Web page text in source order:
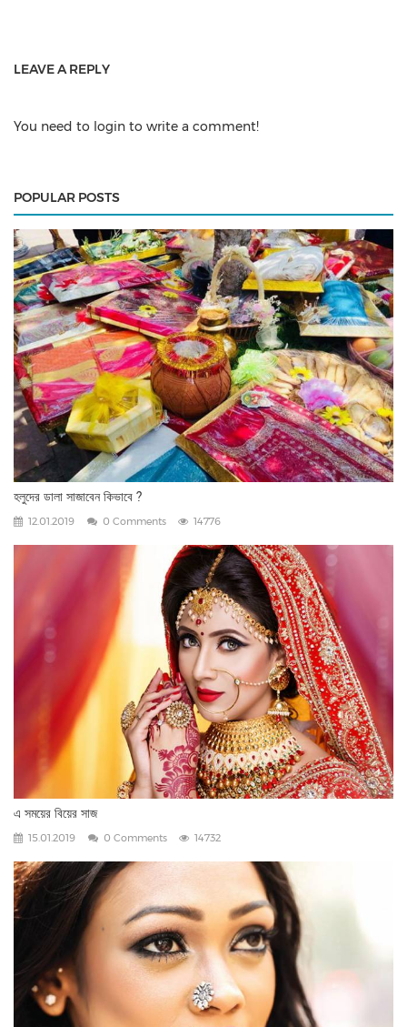
LEAVE A REPLY
You need to login to write a comment!
POPULAR POSTS
হলুদের ডালা সাজাবেন কিভাবে ?
12.01.2019 0 Comments 14776
এ সময়ের বিয়ের সাজ
15.01.2019 0 Comments 14732